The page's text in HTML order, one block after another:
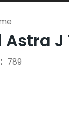
J
789